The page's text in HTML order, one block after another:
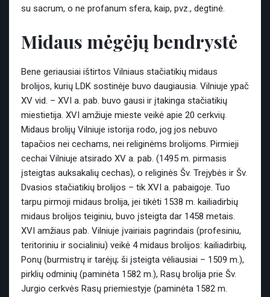
su sacrum, o ne profanum sfera, kaip, pvz., degtinė.
Midaus mėgėjų bendrystė
Bene geriausiai ištirtos Vilniaus stačiatikių midaus
brolijos, kurių LDK sostinėje buvo daugiausia. Vilniuje ypač
XV vid. – XVI a. pab. buvo gausi ir įtakinga stačiatikių
miestietija. XVI amžiuje mieste veikė apie 20 cerkvių.
Midaus brolijų Vilniuje istorija rodo, jog jos nebuvo
tapačios nei cechams, nei religinėms brolijoms. Pirmieji
cechai Vilniuje atsirado XV a. pab. (1495 m. pirmasis
įsteigtas auksakalių cechas), o religinės Šv. Trejybės ir Šv.
Dvasios stačiatikių brolijos – tik XVI a. pabaigoje. Tuo
tarpu pirmoji midaus brolija, jei tikėti 1538 m. kailiadirbių
midaus brolijos teiginiu, buvo įsteigta dar 1458 metais.
XVI amžiaus pab. Vilniuje įvairiais pagrindais (profesiniu,
teritoriniu ir socialiniu) veikė 4 midaus brolijos: kailiadirbių,
Ponų (burmistrų ir tarėjų; ši įsteigta vėliausiai – 1509 m.),
pirklių odminių (paminėta 1582 m.), Rasų brolija prie Šv.
Jurgio cerkvės Rasų priemiestyje (paminėta 1582 m.